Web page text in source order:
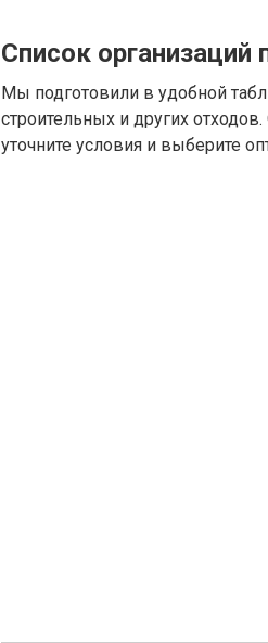
Список
Мы подготовили в удобной
строительных и других
уточните условия и выберите